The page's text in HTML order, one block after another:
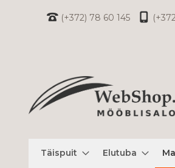
(+372) 78 60 145
Täispuit Elutuba